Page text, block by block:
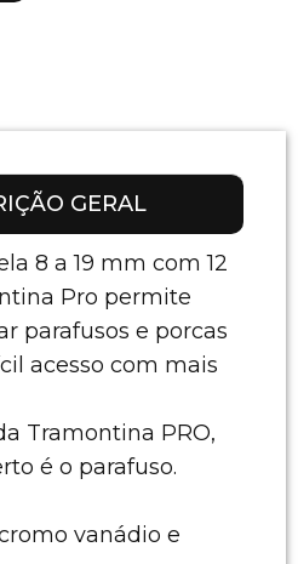
GERAL
8 a 19 mm com 12
Pro permite
parafusos e porcas
acesso com mais
Tramontina PRO,
é o parafuso.
vanádio e